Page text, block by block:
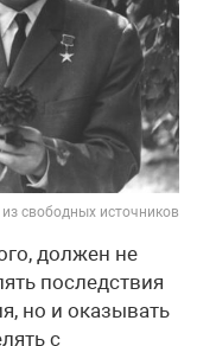
свободных источников
должен не
последствия
но и оказывать
с